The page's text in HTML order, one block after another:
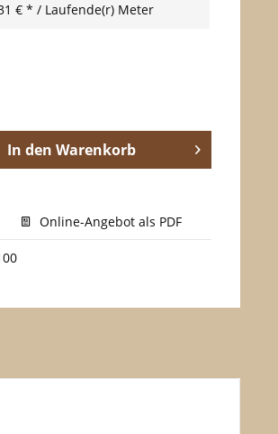
€ * / Laufende(r) Meter
In den Warenkorb
Online-Angebot als PDF